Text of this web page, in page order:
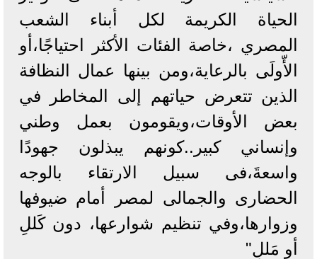
الحياة الكريمة لكل أبناء الشعب
المصري ،خاصة الفئات الأكثر احتياجًا،أو
الأّولَى بالرعاية،ومن بينها عمال النظافة
الذين تتعرض حياتهم إلى المخاطر في
بعض الأوقات،ويقومون بعمل وطني
وإنساني كبير..كونهم يبذلون جهودًا
واسعةَ،فى سبيل الارتقاء بالوجه
الحضارى والجمالى لمصر أمام ضيوفها
وزوارها،وفي تنظيم شوارعها، دون كَللِ
أو مَللِ"